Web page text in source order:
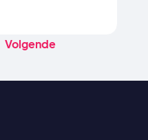
Volgende